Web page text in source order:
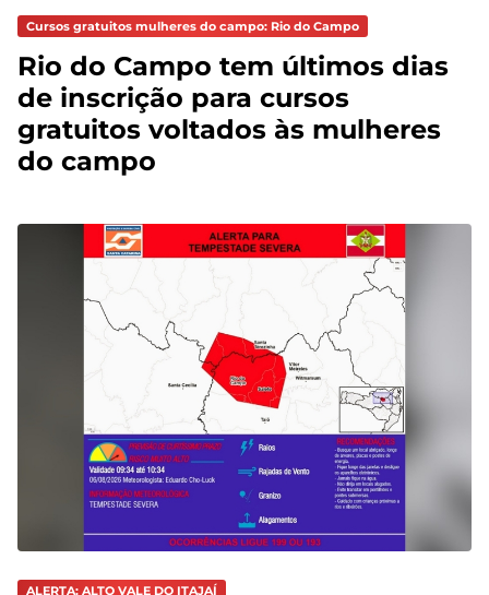
Cursos gratuitos mulheres do campo: Rio do Campo
Rio do Campo tem últimos dias
de inscrição para cursos
gratuitos voltados às mulheres
do campo
ALERTA: ALTO VALE DO ITAJAÍ